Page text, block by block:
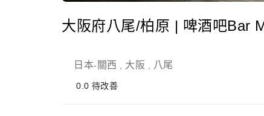
大阪府八尾/柏原 | 啤酒吧Bar
日本- 關西 大阪 八尾
0.0 待改善